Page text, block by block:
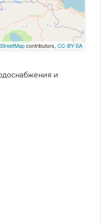
contributors, CC-BY-SA
и